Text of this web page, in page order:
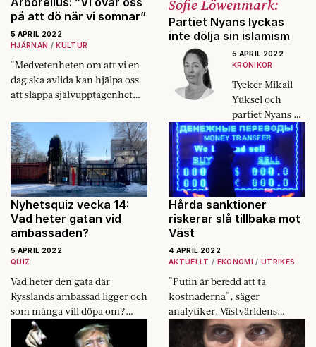
på att dö när vi somnar”
5 APRIL 2022
HJÄRNAN
KULTUR
"Medvetenheten om att vi en
dag ska avlida kan hjälpa oss
att släppa självupptagenhet
människor blir viktigare".
Sofie Löwenmark:
Partiet Nyans lyckas
inte dölja sin islamism
5 APRIL 2022
KRÖNIKOR
Tycker Mikail
Yüksel och
partiet Nyans att
segregation är
eftersträvansvär
d och bör
förstärkas av
samhället? En
sådan politisk
bomb skulle
inför valet.
Nyhetsquiz vecka 14:
Vad heter gatan vid
ambassaden?
5 APRIL 2022
QUIZ
Vad heter den gata där
Rysslands ambassad ligger och
som många vill döpa om?
Testa ditt minne i Fokus
nyhetsquiz med frågor från
Hårda sanktioner
riskerar slå tillbaka mot
Väst
4 APRIL 2022
AKTUELLT
EKONOMI UTRIKES
"Putin är beredd att ta
kostnaderna", säger
analytiker. Västvärldens
ekonomiska sanktioner slår
hårt mot den ryska